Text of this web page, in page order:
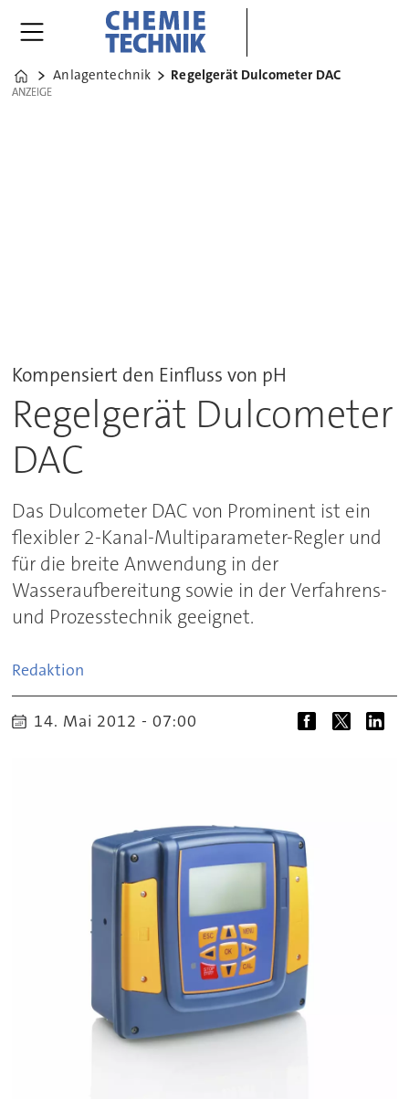
Home
Anlagentechnik Regelgerät Dulcometer DAC
ANZEIGE
ANZEIGE
Kompensiert den Einfluss von pH
Regelgerät Dulcometer
DAC
Das Dulcometer DAC von Prominent ist ein
flexibler 2-Kanal-Multiparameter-Regler und
für die breite Anwendung in der
Wasseraufbereitung sowie in der Verfahrens-
und Prozesstechnik geeignet.
Redaktion
14. Mai 2012 - 07:00